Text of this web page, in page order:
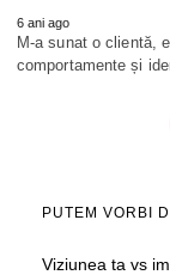
6 ani ago
M-a sunat o clientă,
comportamente și
PUTEM VORBI
Viziunea ta vs